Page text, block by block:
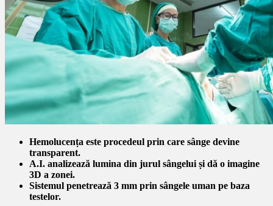
Hemolucența este procedeul prin care sânge devine
transparent.
A.I. analizează lumina din jurul sângelui și dă o imagine
3D a zonei.
Sistemul penetrează 3 mm prin sângele uman pe baza
testelor.